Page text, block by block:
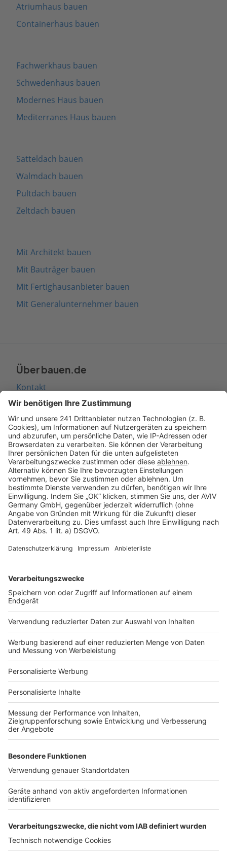
Atriumhaus bauen
Containerhaus bauen
Fachwerkhaus bauen
Schwedenhaus bauen
Modernes Haus bauen
Mediterranes Haus bauen
Satteldach bauen
Walmdach bauen
Pultdach bauen
Zeltdach bauen
Mit Architekt bauen
Mit Bauträger bauen
Mit Fertighausanbieter bauen
Mit Generalunternehmer bauen
Über bauen.de
Kontakt
Seitenaufbau
Barrierefreiheit
Cookie Einstellungen
Rechtliches
AGB-Übersicht
Datenschutz
Impressum
Services
Bauprojekt-Quiz
Häuser-Suche
Hausanbieter-Suche
Bauprojekt-Profil
Für Unternehmen
Ihre Baufirma auf bauen.de
Kostenloses Infogespräch